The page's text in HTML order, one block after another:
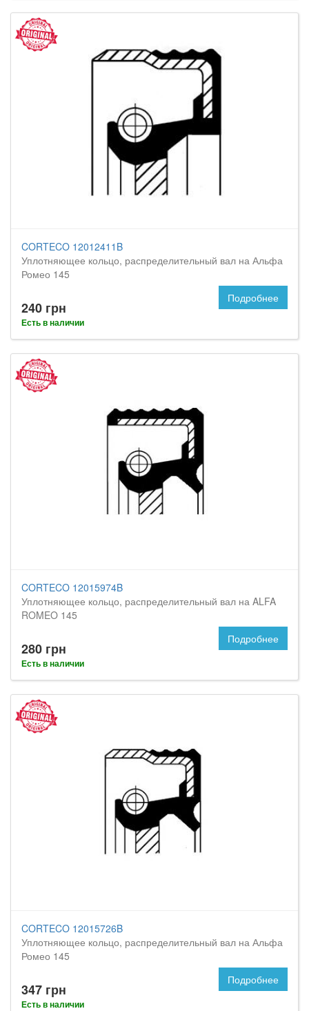
CORTECO 12012411B
Уплотняющее кольцо, распределительный вал на Альфа
Ромео 145
240 грн
Есть в наличии
Подробнее
CORTECO 12015974B
Уплотняющее кольцо, распределительный вал на ALFA
ROMEO 145
280 грн
Есть в наличии
Подробнее
CORTECO 12015726B
Уплотняющее кольцо, распределительный вал на Альфа
Ромео 145
347 грн
Есть в наличии
Подробнее